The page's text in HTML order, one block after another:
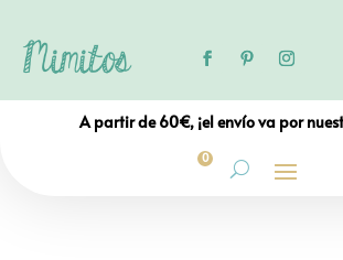
A partir de 60€, ¡el envío va por
0